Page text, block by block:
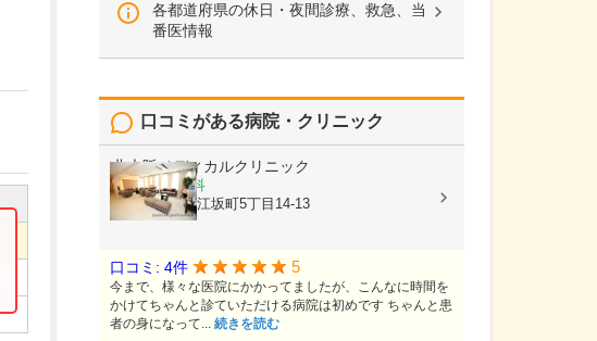
各都道府県の休日・夜間診療、救急、当
番医情報
口コミがある病院・クリニック
北大阪メディカルクリニック
内科, 腫瘍内科
大阪府吹田市江坂町5丁目14-13
口コミ: 4件 5
今まで、様々な医院にかかってましたが、こんなに時間を
かけてちゃんと診ていただける病院は初めです ちゃんと患
者の身になって... 続きを読む